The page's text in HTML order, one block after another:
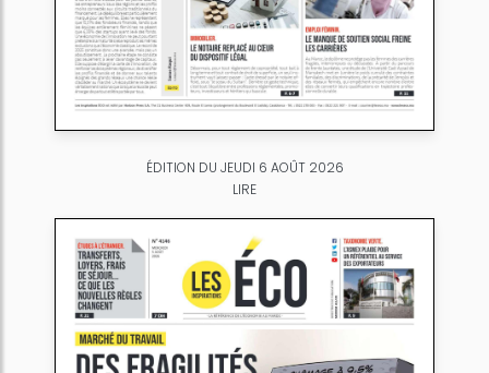
ÉDITION DU JEUDI 6 AOÛT 2026
LIRE